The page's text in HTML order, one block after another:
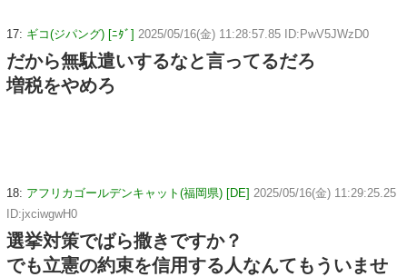
17: ギコ(ジパング) [ﾆﾀﾞ] 2025/05/16(金) 11:28:57.85 ID:PwV5JWzD0
だから無駄遣いするなと言ってるだろ
増税をやめろ
18: アフリカゴールデンキャット(福岡県) [DE] 2025/05/16(金) 11:29:25.25
ID:jxciwgwH0
選挙対策でばら撒きですか？
でも立憲の約束を信用する人なんてもういませ